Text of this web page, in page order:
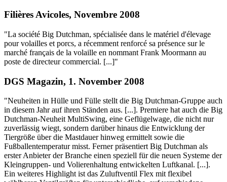
Filières Avicoles, Novembre 2008
"La société Big Dutchman, spécialisée dans le matériel d'élevage
pour volailles et porcs, a récemment renforcé sa présence sur le
marché français de la volaille en nommant Frank Moormann au
poste de directeur commercial. [...]"
DGS Magazin, 1. November 2008
"Neuheiten in Hülle und Fülle stellt die Big Dutchman-Gruppe auch
in diesem Jahr auf ihren Ständen aus. [...]. Premiere hat auch die Big
Dutchman-Neuheit MultiSwing, eine Geflügelwage, die nicht nur
zuverlässig wiegt, sondern darüber hinaus die Entwicklung der
Tiergröße über die Mastdauer hinweg ermittelt sowie die
Fußballentemperatur misst. Ferner präsentiert Big Dutchman als
erster Anbieter der Branche einen speziell für die neuen Systeme der
Kleingruppen- und Volierenhaltung entwickelten Luftkanal. [...].
Ein weiteres Highlight ist das Zuluftventil Flex mit flexibel